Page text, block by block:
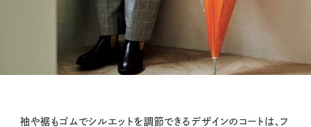
袖や裾もゴムでシルエットを調節できるデザインのコートは、フ